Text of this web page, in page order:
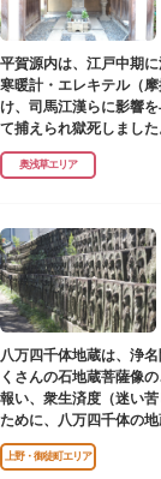
に、尊像として奉安し
人が祀られています。
殿の間が渡り廊下で繋
また、浅草名所七福神
す。
平賀源内は、江戸中期
寒暖計・エレキテル（
け、司馬江漢らに影響
て捕えられ獄死しまし
奥浅草エリア
八万四千体地蔵は、浄
くさんの石地蔵菩薩像
報い、衆生済度（迷い
ために、八万四千体の
千」とは仏法で無数の
れており、これまで約5
上野・御徒町エリア